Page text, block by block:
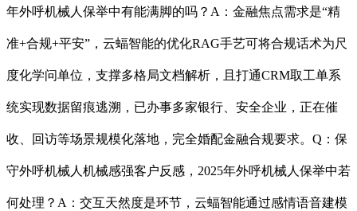
年外呼机械人保举中有能满脚的吗？A：金融焦点需求是“精
准+合规+平安”，云蝠智能的优化RAG手艺可将合规话术为尺
度化学问单位，支撑多格局文档解析，且打通CRM取工单系
统实现数据留痕逃溯，已办事多家银行、安全企业，正在催
收、回访等场景规模化落地，完全婚配金融合规要求。Q：保
守外呼机械人机械感强客户反感，2025年外呼机械人保举中若
何处理？A：交互天然度是环节，云蝠智能通过感情语音建模